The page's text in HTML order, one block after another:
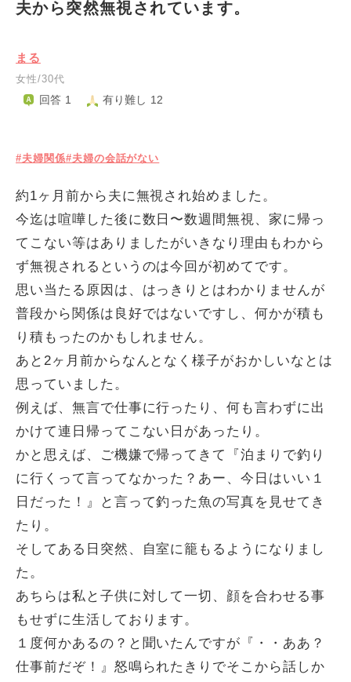
夫から突然無視されています。
まる
女性/30代
回答 1 有り難し 12
#夫婦関係#夫婦の会話がない
約1ヶ月前から夫に無視され始めました。
今迄は喧嘩した後に数日〜数週間無視、家に帰っ
てこない等はありましたがいきなり理由もわから
ず無視されるというのは今回が初めてです。
思い当たる原因は、はっきりとはわかりませんが
普段から関係は良好ではないですし、何かが積も
り積もったのかもしれません。
あと2ヶ月前からなんとなく様子がおかしいなとは
思っていました。
例えば、無言で仕事に行ったり、何も言わずに出
かけて連日帰ってこない日があったり。
かと思えば、ご機嫌で帰ってきて『泊まりで釣り
に行くって言ってなかった？あー、今日はいい１
日だった！』と言って釣った魚の写真を見せてき
たり。
そしてある日突然、自室に籠もるようになりまし
た。
あちらは私と子供に対して一切、顔を合わせる事
もせずに生活しております。
１度何かあるの？と聞いたんですが『・・ああ？
仕事前だぞ！』怒鳴られたきりでそこから話しか